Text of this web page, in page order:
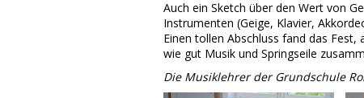
Auch ein Sketch über den Wert von
Instrumenten (Geige, Klavier,
Einen tollen Abschluss fand das
wie gut Musik und Springseile
Die Musiklehrer der Grundschule